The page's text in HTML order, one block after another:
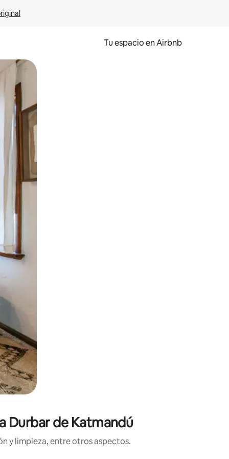
Tu espacio en Airbnb
tocando y deslizando la pantalla.
Durbar de Katmandú
y limpieza, entre otros aspectos.